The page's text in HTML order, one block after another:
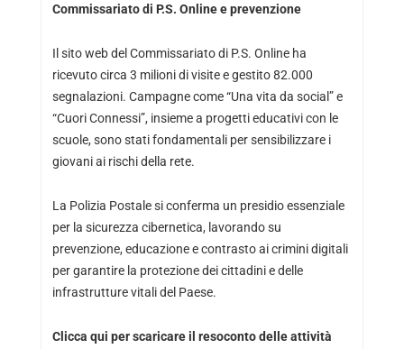
Commissariato di P.S. Online e prevenzione
Il sito web del Commissariato di P.S. Online ha
ricevuto circa 3 milioni di visite e gestito 82.000
segnalazioni. Campagne come “Una vita da social” e
“Cuori Connessi”, insieme a progetti educativi con le
scuole, sono stati fondamentali per sensibilizzare i
giovani ai rischi della rete.
La Polizia Postale si conferma un presidio essenziale
per la sicurezza cibernetica, lavorando su
prevenzione, educazione e contrasto ai crimini digitali
per garantire la protezione dei cittadini e delle
infrastrutture vitali del Paese.
Clicca qui per scaricare il resoconto delle attività